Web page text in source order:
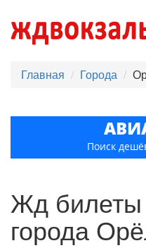
Главная Города
Поиск
Жд билеты
города